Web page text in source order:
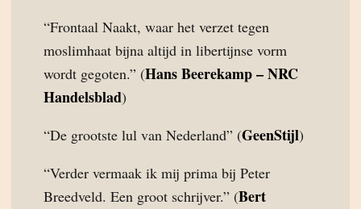
“Frontaal Naakt, waar het verzet tegen
moslimhaat bijna altijd in libertijnse vorm
wordt gegoten.” (Hans Beerekamp – NRC
Handelsblad)
“De grootste lul van Nederland” (GeenStijl)
“Verder vermaak ik mij prima bij Peter
Breedveld. Een groot schrijver.” (Bert